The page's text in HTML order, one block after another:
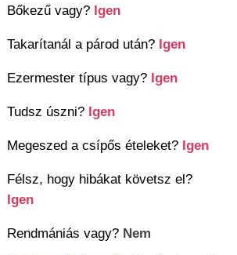
Bőkezű vagy? Igen
Takarítanál a párod után? Igen
Ezermester típus vagy? Igen
Tudsz úszni? Igen
Megeszed a csípős ételeket? Igen
Félsz, hogy hibákat követsz el?
Igen
Rendmániás vagy? Nem